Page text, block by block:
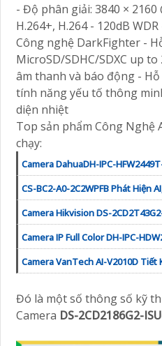
- Độ phân giải: 3840 × 2160
H.264+, H.264 - 120dB
Công nghệ DarkFighter -
MicroSD/SDHC/SDXC up
âm thanh và báo động -
tính năng yếu tố thông
diện nhiệt
Top sản phẩm Công Nghệ
chạy:
Camera DahuaDH-IPC-
CS-BC2-A0-2C2WPFB Phát Hiện
Camera Hikvision DS-
Camera IP Full Color DH-IPC-
Camera VanTech AI-V2010D Tiết
Đó là một số thông số kỹ
Camera DS-2CD2186G2-